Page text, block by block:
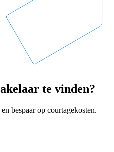
te vinden?
bespaar op courtagekosten.